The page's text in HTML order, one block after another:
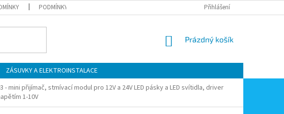
PODMÍNKY OCHRANY OSOBNÍCH ÚDAJŮ MOJE OBJEDNÁVKA
Přihlášení
NÁKUPNÍ
Prázdný košík
ZÁSUVKY A ELEKTROINSTALACE
- mini přijímač, stmívací modul pro 12V a 24V LED pásky a LED svítidla, driver
1-10V